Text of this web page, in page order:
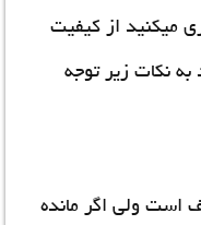
میکنید از کیفیت
به نکات زیر توجه
است ولی اگر مانده